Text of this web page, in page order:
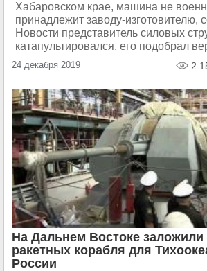
Хабаровском крае, машина не
принадлежит заводу-
Новости представитель силовых
катапультировался, его подобрал
24 декабря 2019 2
На Дальнем Востоке заложили
ракетных корабля для
России